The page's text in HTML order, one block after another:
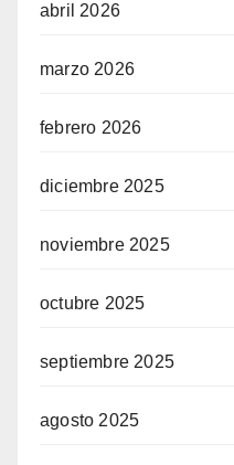
abril 2026
marzo 2026
febrero 2026
diciembre 2025
noviembre 2025
octubre 2025
septiembre 2025
agosto 2025